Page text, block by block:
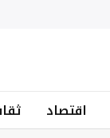
اقتصاد